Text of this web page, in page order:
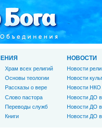
Храм всех религий
Основы теологии
Рассказы о вере
Слово пастора
Переводы служб
Книги
НОВОСТИ
Новости
Новости
Новости НКО
Новости ДО
Новости ДО
Новости ДО